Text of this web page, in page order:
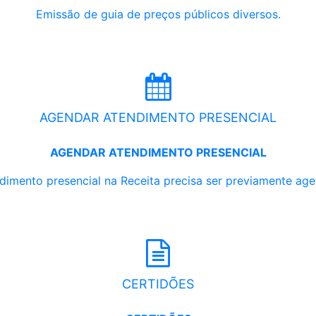
Emissão de guia de preços públicos diversos.
AGENDAR ATENDIMENTO PRESENCIAL
AGENDAR ATENDIMENTO PRESENCIAL
presencial na Receita precisa ser previamente
CERTIDÕES